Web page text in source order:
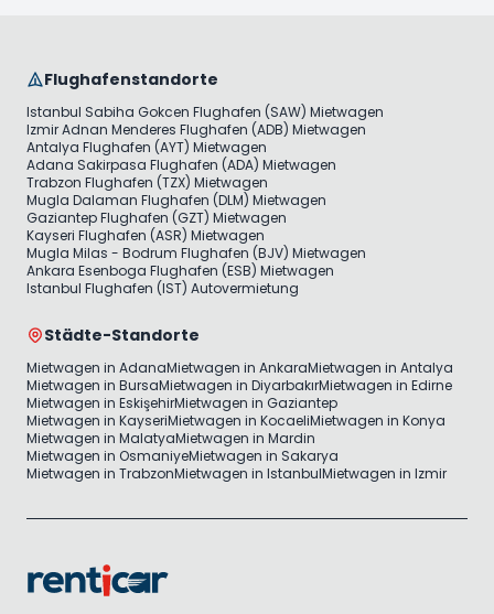
Flughafenstandorte
Istanbul Sabiha Gokcen Flughafen (SAW) Mietwagen
Izmir Adnan Menderes Flughafen (ADB) Mietwagen
Antalya Flughafen (AYT) Mietwagen
Adana Sakirpasa Flughafen (ADA) Mietwagen
Trabzon Flughafen (TZX) Mietwagen
Mugla Dalaman Flughafen (DLM) Mietwagen
Gaziantep Flughafen (GZT) Mietwagen
Kayseri Flughafen (ASR) Mietwagen
Mugla Milas - Bodrum Flughafen (BJV) Mietwagen
Ankara Esenboga Flughafen (ESB) Mietwagen
Istanbul Flughafen (IST) Autovermietung
Städte-Standorte
Mietwagen in AdanaMietwagen in AnkaraMietwagen in Antalya
Mietwagen in BursaMietwagen in DiyarbakırMietwagen in Edirne
Mietwagen in EskişehirMietwagen in Gaziantep
Mietwagen in KayseriMietwagen in KocaeliMietwagen in Konya
Mietwagen in MalatyaMietwagen in Mardin
Mietwagen in OsmaniyeMietwagen in Sakarya
Mietwagen in TrabzonMietwagen in IstanbulMietwagen in Izmir